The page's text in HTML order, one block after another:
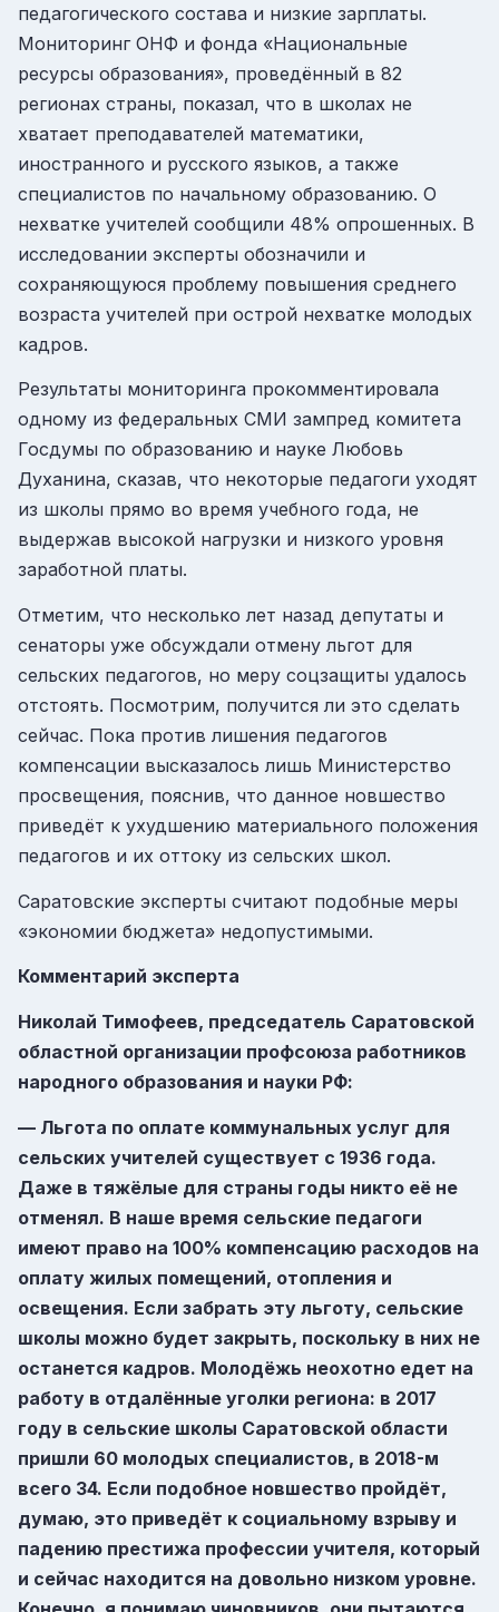
педагогического состава и низкие зарплаты.
Мониторинг ОНФ и фонда «Национальные
ресурсы образования», проведённый в 82
регионах страны, показал, что в школах не
хватает преподавателей математики,
иностранного и русского языков, а также
специалистов по начальному образованию. О
нехватке учителей сообщили 48% опрошенных. В
исследовании эксперты обозначили и
сохраняющуюся проблему повышения среднего
возраста учителей при острой нехватке молодых
кадров.
Результаты мониторинга прокомментировала
одному из федеральных СМИ зампред комитета
Госдумы по образованию и науке Любовь
Духанина, сказав, что некоторые педагоги уходят
из школы прямо во время учебного года, не
выдержав высокой нагрузки и низкого уровня
заработной платы.
Отметим, что несколько лет назад депутаты и
сенаторы уже обсуждали отмену льгот для
сельских педагогов, но меру соцзащиты удалось
отстоять. Посмотрим, получится ли это сделать
сейчас. Пока против лишения педагогов
компенсации высказалось лишь Министерство
просвещения, пояснив, что данное новшество
приведёт к ухудшению материального положения
педагогов и их оттоку из сельских школ.
Саратовские эксперты считают подобные меры
«экономии бюджета» недопустимыми.
Комментарий эксперта
Николай Тимофеев, председатель Саратовской
областной организации профсоюза работников
народного образования и науки РФ:
— Льгота по оплате коммунальных услуг для
сельских учителей существует с 1936 года.
Даже в тяжёлые для страны годы никто её не
отменял. В наше время сельские педагоги
имеют право на 100% компенсацию расходов на
оплату жилых помещений, отопления и
освещения. Если забрать эту льготу, сельские
школы можно будет закрыть, поскольку в них не
останется кадров. Молодёжь неохотно едет на
работу в отдалённые уголки региона: в 2017
году в сельские школы Саратовской области
пришли 60 молодых специалистов, в 2018-м
всего 34. Если подобное новшество пройдёт,
думаю, это приведёт к социальному взрыву и
падению престижа профессии учителя, который
и сейчас находится на довольно низком уровне.